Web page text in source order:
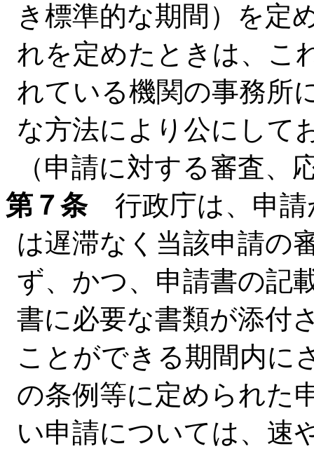
き標準的な期間）を定
れを定めたときは、こ
れている機関の事務所
な方法により公にして
（申請に対する審査、
第７条行政庁は、申請
は遅滞なく当該申請の
ず、かつ、申請書の記
書に必要な書類が添付
ことができる期間内に
の条例等に定められた
い申請については、速